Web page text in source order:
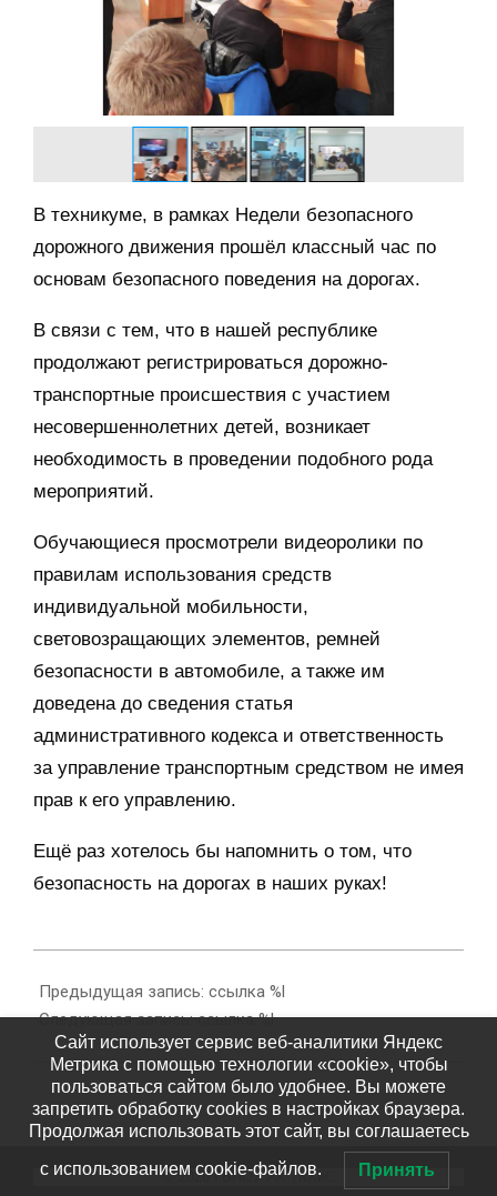
В техникуме, в рамках Недели безопасного
дорожного движения прошёл классный час по
основам безопасного поведения на дорогах.
В связи с тем, что в нашей республике
продолжают регистрироваться дорожно-
транспортные происшествия с участием
несовершеннолетних детей, возникает
необходимость в проведении подобного рода
мероприятий.
Обучающиеся просмотрели видеоролики по
правилам использования средств
индивидуальной мобильности,
световозращающих элементов, ремней
безопасности в автомобиле, а также им
доведена до сведения статья
административного кодекса и ответственность
за управление транспортным средством не имея
прав к его управлению.
Ещё раз хотелось бы напомнить о том, что
безопасность на дорогах в наших руках!
09-
29
Предыдущая запись: ссылка %l
Следующая запись: ссылка %l
© 2026 ГБПОУ РХ ТКХиС
Сайт использует сервис веб-аналитики Яндекс
Метрика с помощью технологии «cookie», чтобы
пользоваться сайтом было удобнее. Вы можете
запретить обработку cookies в настройках браузера.
Продолжая использовать этот сайт, вы соглашаетесь
с использованием cookie-файлов. Принять